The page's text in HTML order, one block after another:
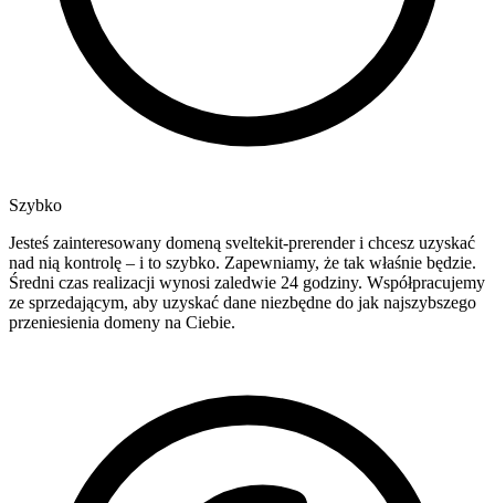
Szybko
Jesteś zainteresowany domeną sveltekit-prerender i chcesz uzyskać
nad nią kontrolę – i to szybko. Zapewniamy, że tak właśnie będzie.
Średni czas realizacji wynosi zaledwie 24 godziny. Współpracujemy
ze sprzedającym, aby uzyskać dane niezbędne do jak najszybszego
przeniesienia domeny na Ciebie.